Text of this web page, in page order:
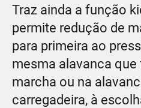
Traz ainda a função
permite redução de
para primeira ao
mesma alavanca
marcha ou na
carregadeira, à